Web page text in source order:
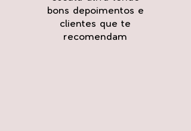
bons depoimentos e
clientes que te
recomendam